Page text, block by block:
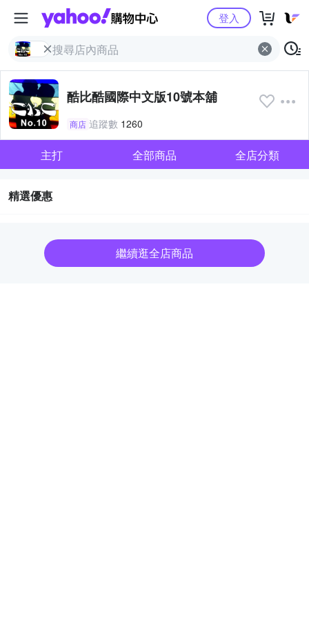
Yahoo購物中心
登入
酷比酷國際中文版10號本舖
商店 追蹤數 1260
主打 全部商品 全店分類
精選優惠
繼續逛全店商品